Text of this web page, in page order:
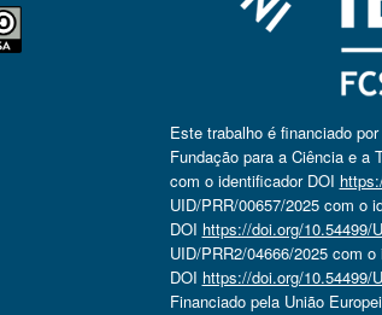
Este trabalho é financiado
Fundação para a Ciência e a
com o identificador DOI
UID/PRR/00657/2025 com o
DOI https://doi.org/10.54499/
UID/PRR2/04666/2025 com
DOI https://doi.org/10.54499/
Financiado pela União